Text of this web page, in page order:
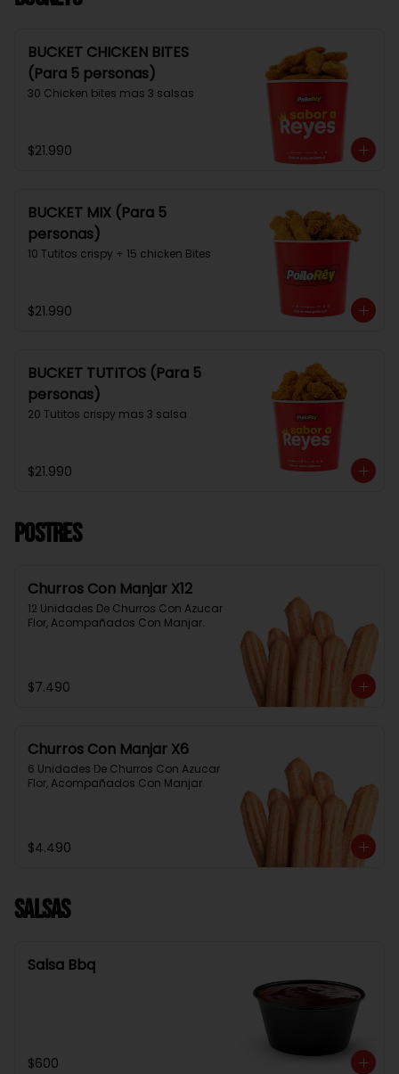
BUCKET CHICKEN BITES
(Para 5 personas)
30 Chicken bites mas 3 salsas
$21.990
BUCKET MIX (Para 5
personas)
10 Tutitos crispy + 15 chicken Bites
$21.990
BUCKET TUTITOS (Para 5
personas)
20 Tutitos crispy mas 3 salsa
$21.990
Postres
Churros Con Manjar X12
12 Unidades De Churros Con Azucar
Flor, Acompañados Con Manjar.
$7.490
Churros Con Manjar X6
6 Unidades De Churros Con Azucar
Flor, Acompañados Con Manjar.
$4.490
Salsas
Salsa Bbq
$600